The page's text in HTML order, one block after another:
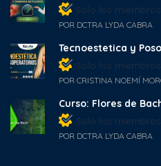
Solo los miembros
POR DCTRA LYDA CABRA
Tecnoestetica y
Solo los miembros
POR CRISTINA NOEMÍ
Curso: Flores de
Solo los miembros
POR DCTRA LYDA CABRA